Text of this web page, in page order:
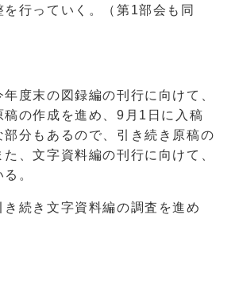
行っていく。（第1部会も同
年度末の図録編の刊行に向けて、
稿の作成を進め、9月1日に入稿
部分もあるので、引き続き原稿の
、文字資料編の刊行に向けて、
。
き続き文字資料編の調査を進め